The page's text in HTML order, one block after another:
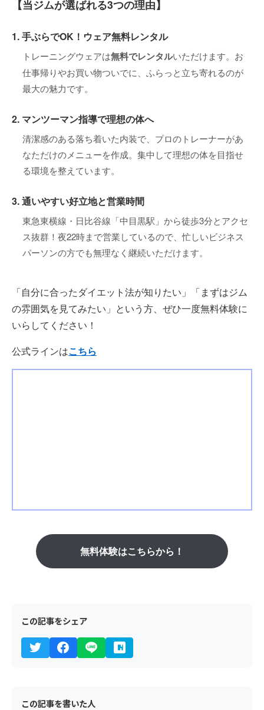
【当ジムが選ばれる3つの理由】
1. 手ぶらでOK！ウェア無料レンタル
トレーニングウェアは無料でレンタルいただけます。お
仕事帰りやお買い物ついでに、ふらっと立ち寄れるのが
最大の魅力です。
2. マンツーマン指導で理想の体へ
清潔感のある落ち着いた内装で、プロのトレーナーがあ
なただけのメニューを作成。集中して理想の体を目指せ
る環境を整えています。
3. 通いやすい好立地と営業時間
東急東横線・日比谷線「中目黒駅」から徒歩3分とアクセ
ス抜群！夜22時まで営業しているので、忙しいビジネス
パーソンの方でも無理なく継続いただけます。
「自分に合ったダイエット法が知りたい」「まずはジム
の雰囲気を見てみたい」という方、ぜひ一度無料体験に
いらしてください！
公式ラインはこちら
無料体験はこちらから！
この記事をシェア
この記事を書いた人